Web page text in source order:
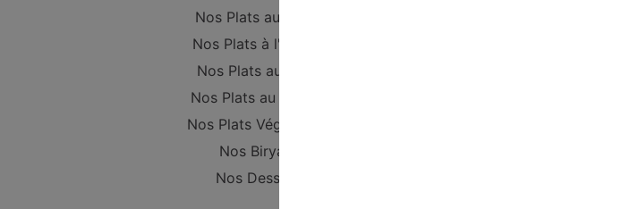
Nos Plats au poulet
Nos Plats à l'Agneau
Nos Plats au Boeuf
Nos Plats au Poisson
Nos Plats Végétariens
Nos Biryanis
Nos Desserts